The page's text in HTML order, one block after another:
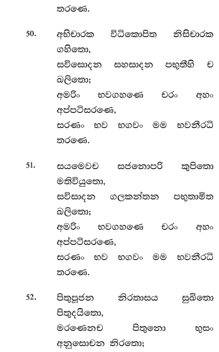
තරණෙ.
50.
අභිචාරක විධිකොපිත නිසිචාරක
ගහිතො,
සවිසොදන සහසාදන පභුතීහි ච
ඛලිතො;
අමරිං භවගහණෙ චරං අහං
අප්පටිසරණෙ,
සරණං භව භගවං මම භවනීරධි
තරණෙ.
51.
සයමෙවච සජනොපරි කුපිතො
මතිවියුතො,
සවිසාදන ගලකන්තන පභුතාමිත
ඛලිතො;
අමරිං භවගහණෙ චරං අහං
අප්පටිසරණෙ,
සරණං භව භගවං මම භවනීරධි
තරණෙ.
52.
පිතුපූජන නිරතාසය සුඛිතො
පිතුදයිතො,
මරණෙනච පිතුනො භුසං
අනුසොචන නිරතො;